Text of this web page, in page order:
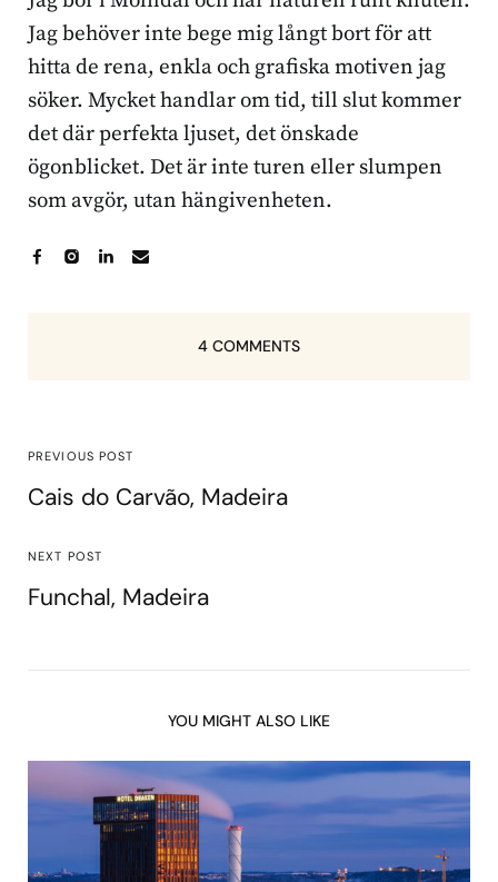
Jag behöver inte bege mig långt bort för att
hitta de rena, enkla och grafiska motiven jag
söker. Mycket handlar om tid, till slut kommer
det där perfekta ljuset, det önskade
ögonblicket. Det är inte turen eller slumpen
som avgör, utan hängivenheten.
4 COMMENTS
PREVIOUS POST
Cais do Carvão, Madeira
NEXT POST
Funchal, Madeira
YOU MIGHT ALSO LIKE